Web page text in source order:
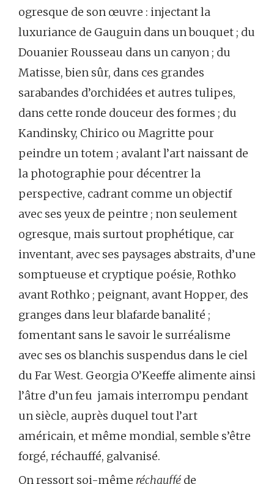
ogresque de son œuvre : injectant la
luxuriance de Gauguin dans un bouquet ; du
Douanier Rousseau dans un canyon ; du
Matisse, bien sûr, dans ces grandes
sarabandes d’orchidées et autres tulipes,
dans cette ronde douceur des formes ; du
Kandinsky, Chirico ou Magritte pour
peindre un totem ; avalant l’art naissant de
la photographie pour décentrer la
perspective, cadrant comme un objectif
avec ses yeux de peintre ; non seulement
ogresque, mais surtout prophétique, car
inventant, avec ses paysages abstraits, d’une
somptueuse et cryptique poésie, Rothko
avant Rothko ; peignant, avant Hopper, des
granges dans leur blafarde banalité ;
fomentant sans le savoir le surréalisme
avec ses os blanchis suspendus dans le ciel
du Far West. Georgia O’Keeffe alimente ainsi
l’âtre d’un feu jamais interrompu pendant
un siècle, auprès duquel tout l’art
américain, et même mondial, semble s’être
forgé, réchauffé, galvanisé.
On ressort soi-même réchauffé de